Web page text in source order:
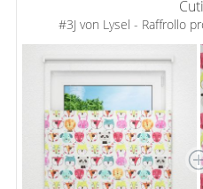
#3J von Lysel - Raffrollo